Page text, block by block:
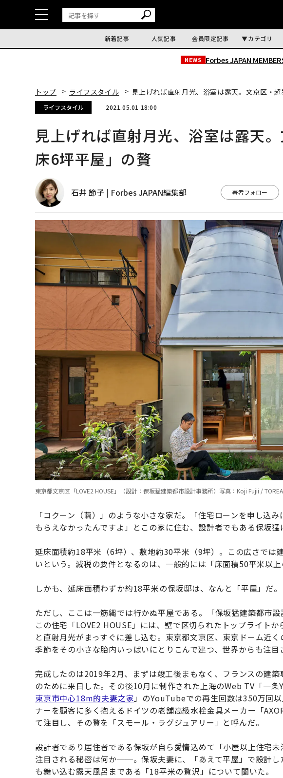
新着記事 人気記事 会員限定記事 カテゴリ
NEWS Forbes JAPAN
トップ ライフスタイル 見上げれば直射月光、浴室は露天。文京区・
ライフスタイル 2021.05.01 18:00
見上げれば直射月光、浴室は露天
床6坪平屋」の贅
石井 節子 | Forbes JAPAN編集部 著者フォロー
東京都文京区「LOVE2 HOUSE」（設計：保坂猛建築都市設計事務所）写真：Koji Fujii /
「コクーン（繭）」のような小さな家だ。「住宅ローンを申し込
もらえなかったんですよ」とこの家に住む、設計者でもある保坂猛
延床面積約18平米（6坪）、敷地約30平米（9坪）。この広さでは
いという。減税の要件となるのは、一般的には「床面積50平米以上
しかも、延床面積わずか約18平米の保坂邸は、なんと「平屋」だ。
ただし、ここは一筋縄では行かぬ平屋である。「保坂猛建築都市
この住宅「LOVE2 HOUSE」には、壁で区切られたトップライト
と直射月光がまっすぐに差し込む。東京都文京区、東京ドーム近
季節をその小さな胎内いっぱいにとりこんで建つ、世界からも注目
完成したのは2019年2月、まずは竣工後まもなく、フランスの建
のために来日した。その後10月に制作された上海のWeb TV「一
東京市中心18m的夫妻之家」のYouTubeでの再生回数は350万回
ナーを顧客に多く抱えるドイツの老舗高級水栓金具メーカー「
て注目し、その贅を「スモール・ラグジュアリー」と呼んだ。
設計者であり居住者である保坂が自ら愛情込めて「小屋以上住宅
注目される秘密は何か──。保坂夫妻に、「あえて平屋」で設計し
も舞い込む露天風呂まである「18平米の贅沢」について聞いた。